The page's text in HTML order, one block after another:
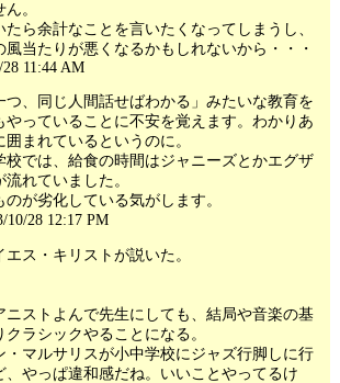
。
たら余計なことを言いたくなってしまうし、
風当たりが悪くなるかもしれないから・・・
28 11:44 AM
つ、同じ人間話せばわかる」みたいな教育を
やっていることに不安を覚えます。わかりあ
囲まれているというのに。
校では、給食の時間はジャニーズとかエグザ
流れていました。
のが劣化している気がします。
10/28 12:17 PM
エス・キリストが説いた。
ニストよんで先生にしても、結局や音楽の基
クラシックやることになる。
・マルサリスが小中学校にジャズ行脚しに行
、やっぱ違和感だね。いいことやってるけ